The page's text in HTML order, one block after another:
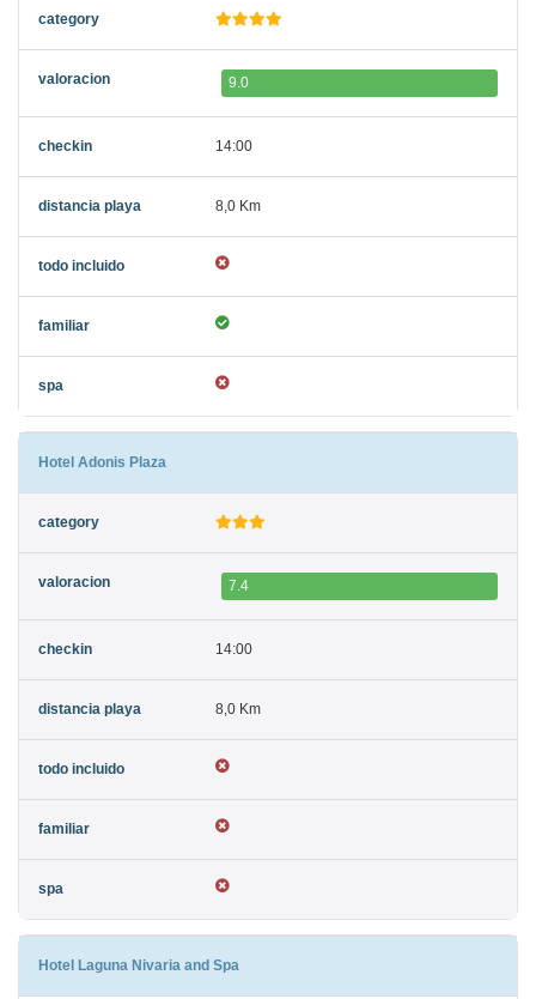
9.0
14:00
8,0 Km
Hotel Adonis Plaza
7.4
14:00
8,0 Km
Hotel Laguna Nivaria and Spa